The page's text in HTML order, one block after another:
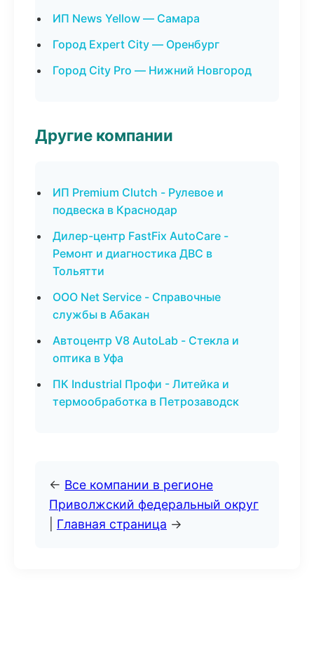
ИП News Yellow — Самара
Город Expert City — Оренбург
Город City Pro — Нижний Новгород
Другие компании
ИП Premium Clutch - Рулевое и
подвеска в Краснодар
Дилер-центр FastFix AutoCare -
Ремонт и диагностика ДВС в
Тольятти
ООО Net Service - Справочные
службы в Абакан
Автоцентр V8 AutoLab - Стекла и
оптика в Уфа
ПК Industrial Профи - Литейка и
термообработка в Петрозаводск
← Все компании в регионе
Приволжский федеральный округ
Главная страница →